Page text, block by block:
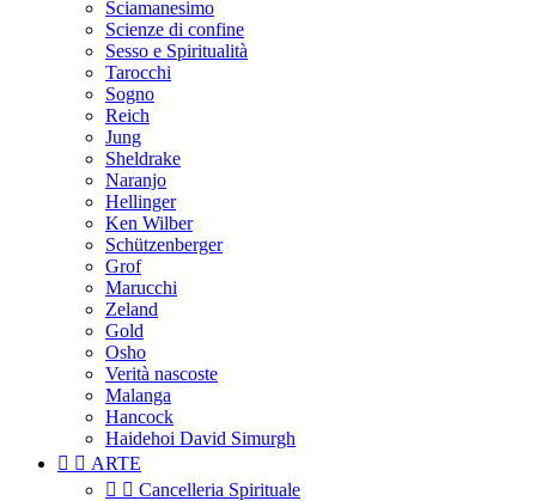
Sciamanesimo
Scienze di confine
Sesso e Spiritualità
Tarocchi
Sogno
Reich
Jung
Sheldrake
Naranjo
Hellinger
Ken Wilber
Schützenberger
Grof
Marucchi
Zeland
Gold
Osho
Verità nascoste
Malanga
Hancock
Haidehoi David Simurgh
  ARTE
  Cancelleria Spirituale